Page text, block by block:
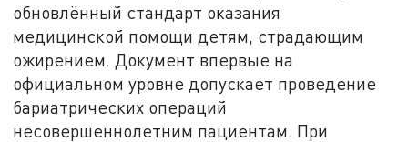
обновлённый стандарт оказания
медицинской помощи детям, страдающим
ожирением. Документ впервые на
официальном уровне допускает проведение
бариатрических операций
несовершеннолетним пациентам. При